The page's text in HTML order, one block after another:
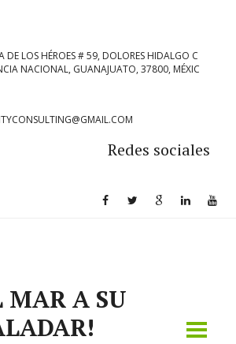
DE LOS HÉROES # 59, DOLORES HIDALGO C
NACIONAL, GUANAJUATO, 37800, MÉXIC
Redes sociales
MAR A SU